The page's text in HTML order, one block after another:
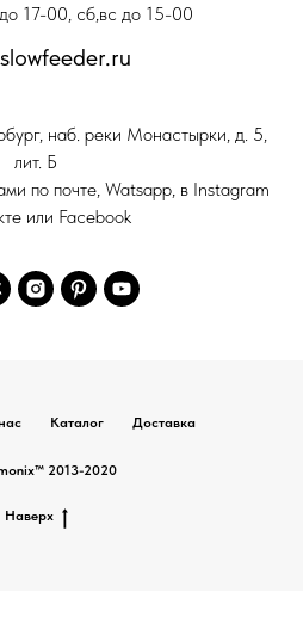
17-00, сб,вс до 15-00
наб. реки Монастырки, д. 5,
лит. Б
по почте, Watsapp, в Instagram
или Facebook
Каталог Доставка
2013-2020
Наверх